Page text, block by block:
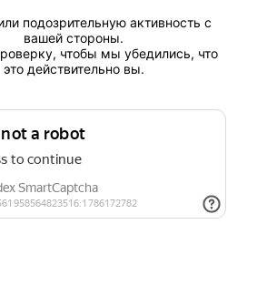
подозрительную активность с
вашей стороны.
чтобы мы убедились, что
это действительно вы.